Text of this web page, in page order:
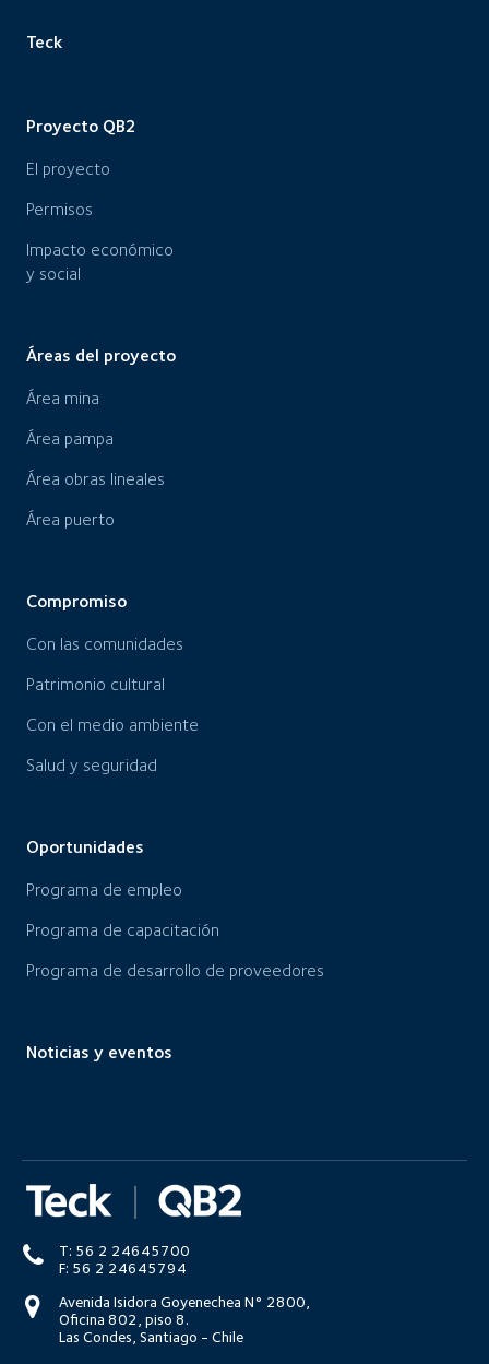
Teck
Proyecto QB2
El proyecto
Permisos
Impacto económico
y social
Áreas del proyecto
Área mina
Área pampa
Área obras lineales
Área puerto
Compromiso
Con las comunidades
Patrimonio cultural
Con el medio ambiente
Salud y seguridad
Oportunidades
Programa de empleo
Programa de capacitación
Programa de desarrollo de proveedores
Noticias y eventos
T: 56 2 24645700
F: 56 2 24645794
Avenida Isidora Goyenechea N° 2800,
Oficina 802, piso 8.
Las Condes, Santiago - Chile